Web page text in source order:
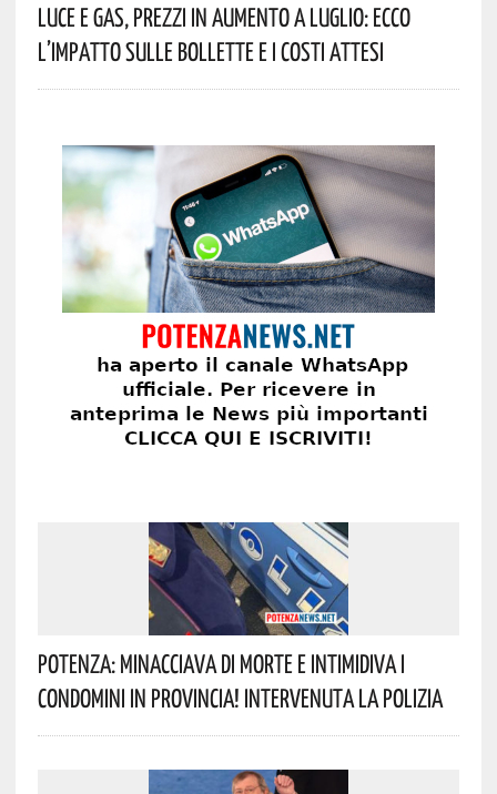
Luce E Gas, Prezzi In Aumento A Luglio: Ecco
L’impatto Sulle Bollette E I Costi Attesi
Potenza: Minacciava Di Morte E Intimidiva I
Condomini In Provincia! Intervenuta La Polizia